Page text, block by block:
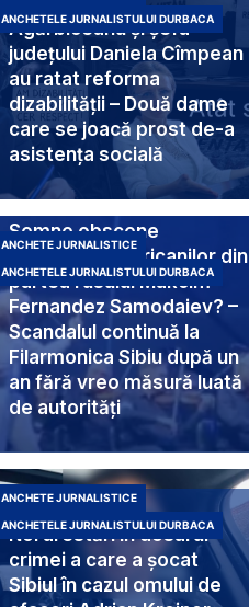
Agărbiceanu și șefa
județului Daniela Cîmpean
au ratat reforma
dizabilității – Două dame
care se joacă prost de-a
asistența socială
ANCHETELE JURNALISTULUI DURBACA
Semne obscene
destinate americanilor din
partea rusului Makcim
Fernandez Samodaiev? –
Scandalul continuă la
Filarmonica Sibiu după un
an fără vreo măsură luată
de autorități
ANCHETE JURNALISTICE
ANCHETELE JURNALISTULUI DURBACA
Noi arestări în dosarul
crimei a care a șocat
Sibiul în cazul omului de
ANCHETE JURNALISTICE
ANCHETELE JURNALISTULUI DURBACA